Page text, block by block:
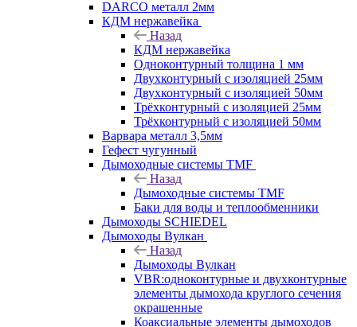
DARCO металл 2мм
КДМ нержавейка
Назад
КДМ нержавейка
Одноконтурный толщина 1 мм
Двухконтурный с изоляцией 25мм
Двухконтурный с изоляцией 50мм
Трёхконтурный с изоляцией 25мм
Трёхконтурный с изоляцией 50мм
Варвара металл 3,5мм
Гефест чугунный
Дымоходные системы TMF
Назад
Дымоходные системы TMF
Баки для воды и теплообменники
Дымоходы SCHIEDEL
Дымоходы Вулкан
Назад
Дымоходы Вулкан
VBR:одноконтурные и двухконтурные
элементы дымохода круглого сечения
окрашенные
Коаксиальные элементы дымоходов